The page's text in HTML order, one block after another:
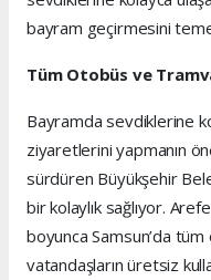
bayram geçirmesini
Tüm Otobüs ve
Bayramda sevdiklerine
ziyaretlerini yapmanın
sürdüren Büyükşehir
bir kolaylık sağlıyor.
boyunca Samsun’da
vatandaşların üretsiz